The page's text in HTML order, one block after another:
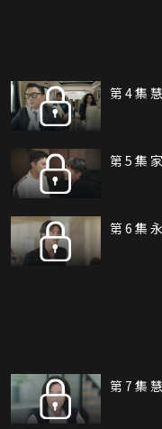
第 4 集
第 5 集
第 6 集
第 7 集